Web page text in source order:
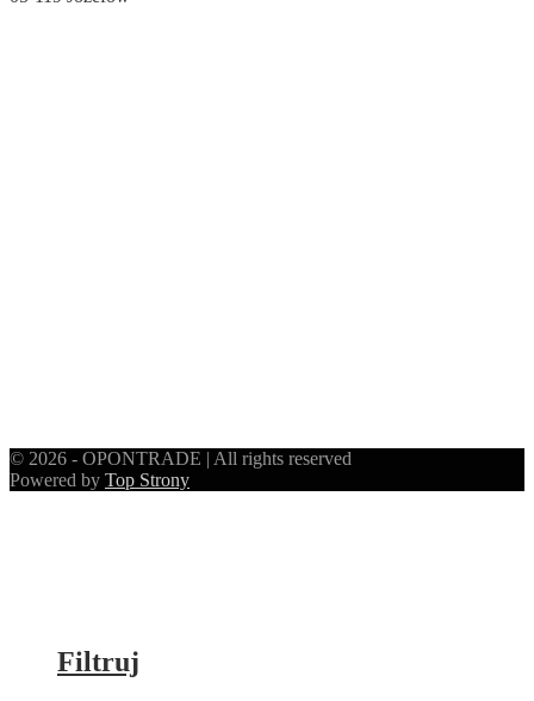
© 2026 - OPONTRADE | All rights reserved
Powered by Top Strony
Filtruj